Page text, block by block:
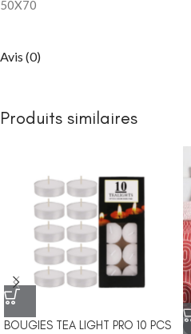
50X70
Avis (0)
Produits similaires
BOUGIES TEA LIGHT PRO 10 PCS